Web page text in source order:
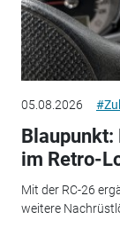
05.08.2026
im Retro-
Mit der RC-26
weitere